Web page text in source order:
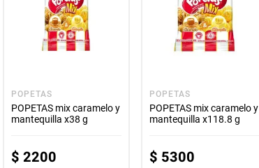
POPETAS
POPETAS mix caramelo y
mantequilla x38 g
$ 2200
POPETAS
POPETAS mix caramelo y
mantequilla x118.8 g
$ 5300